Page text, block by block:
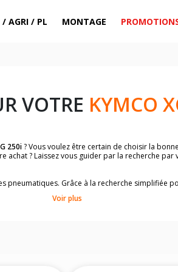
/ AGRI / PL MONTAGE
VOTRE KYMCO
250i? Vous voulez être certain de choisir la
achat ? Laissez vous guider par la recherche
pneumatiques. Grâce à la recherche simplifiée
? Ces informations sont indiquées sur le
Voir plus